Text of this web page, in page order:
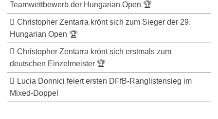
Teamwettbewerb der Hungarian Open 🏆
Christopher Zentarra krönt sich zum Sieger der 29.
Hungarian Open 🏆
Christopher Zentarra krönt sich erstmals zum
deutschen Einzelmeister 🏆
Lucia Donnici feiert ersten DFfB-Ranglistensieg im
Mixed-Doppel